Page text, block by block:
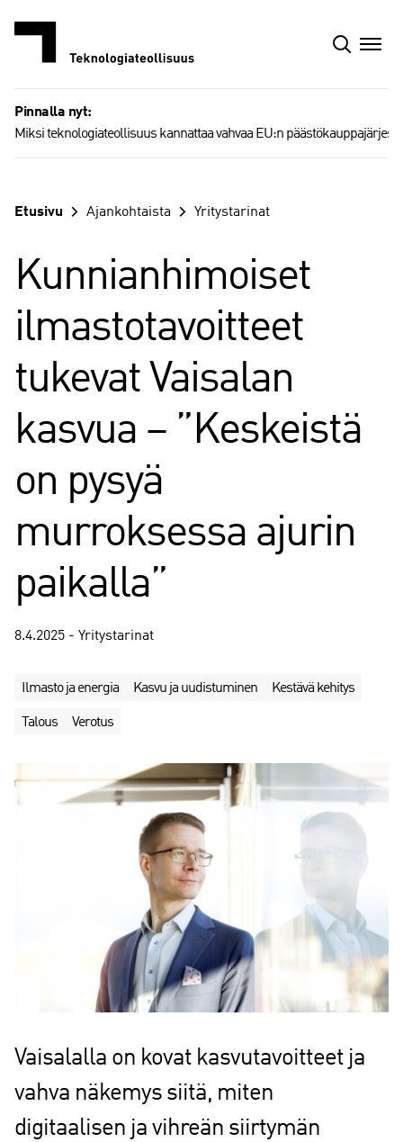
Pinnalla nyt:
Miksi teknologiateollisuus kannattaa vahvaa EU:n
Etusivu Ajankohtaista Yritystarinat
Kunnianhimoiset
ilmastotavoitteet
tukevat Vaisalan
kasvua – ”Keskeistä
on pysyä
murroksessa ajurin
paikalla”
8.4.2025 - Yritystarinat
Ilmasto ja energia Kasvu ja uudistuminen Kestävä kehitys
Talous Verotus
Vaisalalla on kovat kasvutavoitteet ja
vahva näkemys siitä, miten
digitaalisen ja vihreän siirtymän